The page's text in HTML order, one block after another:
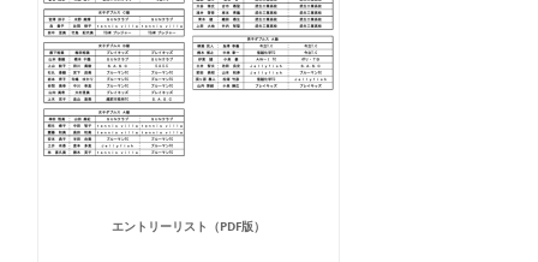
エントリーリスト（PDF版）